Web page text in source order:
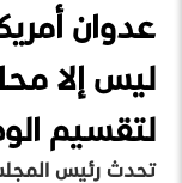
عدوان
ليس إلا
لتقسيم
تحدث رئيس